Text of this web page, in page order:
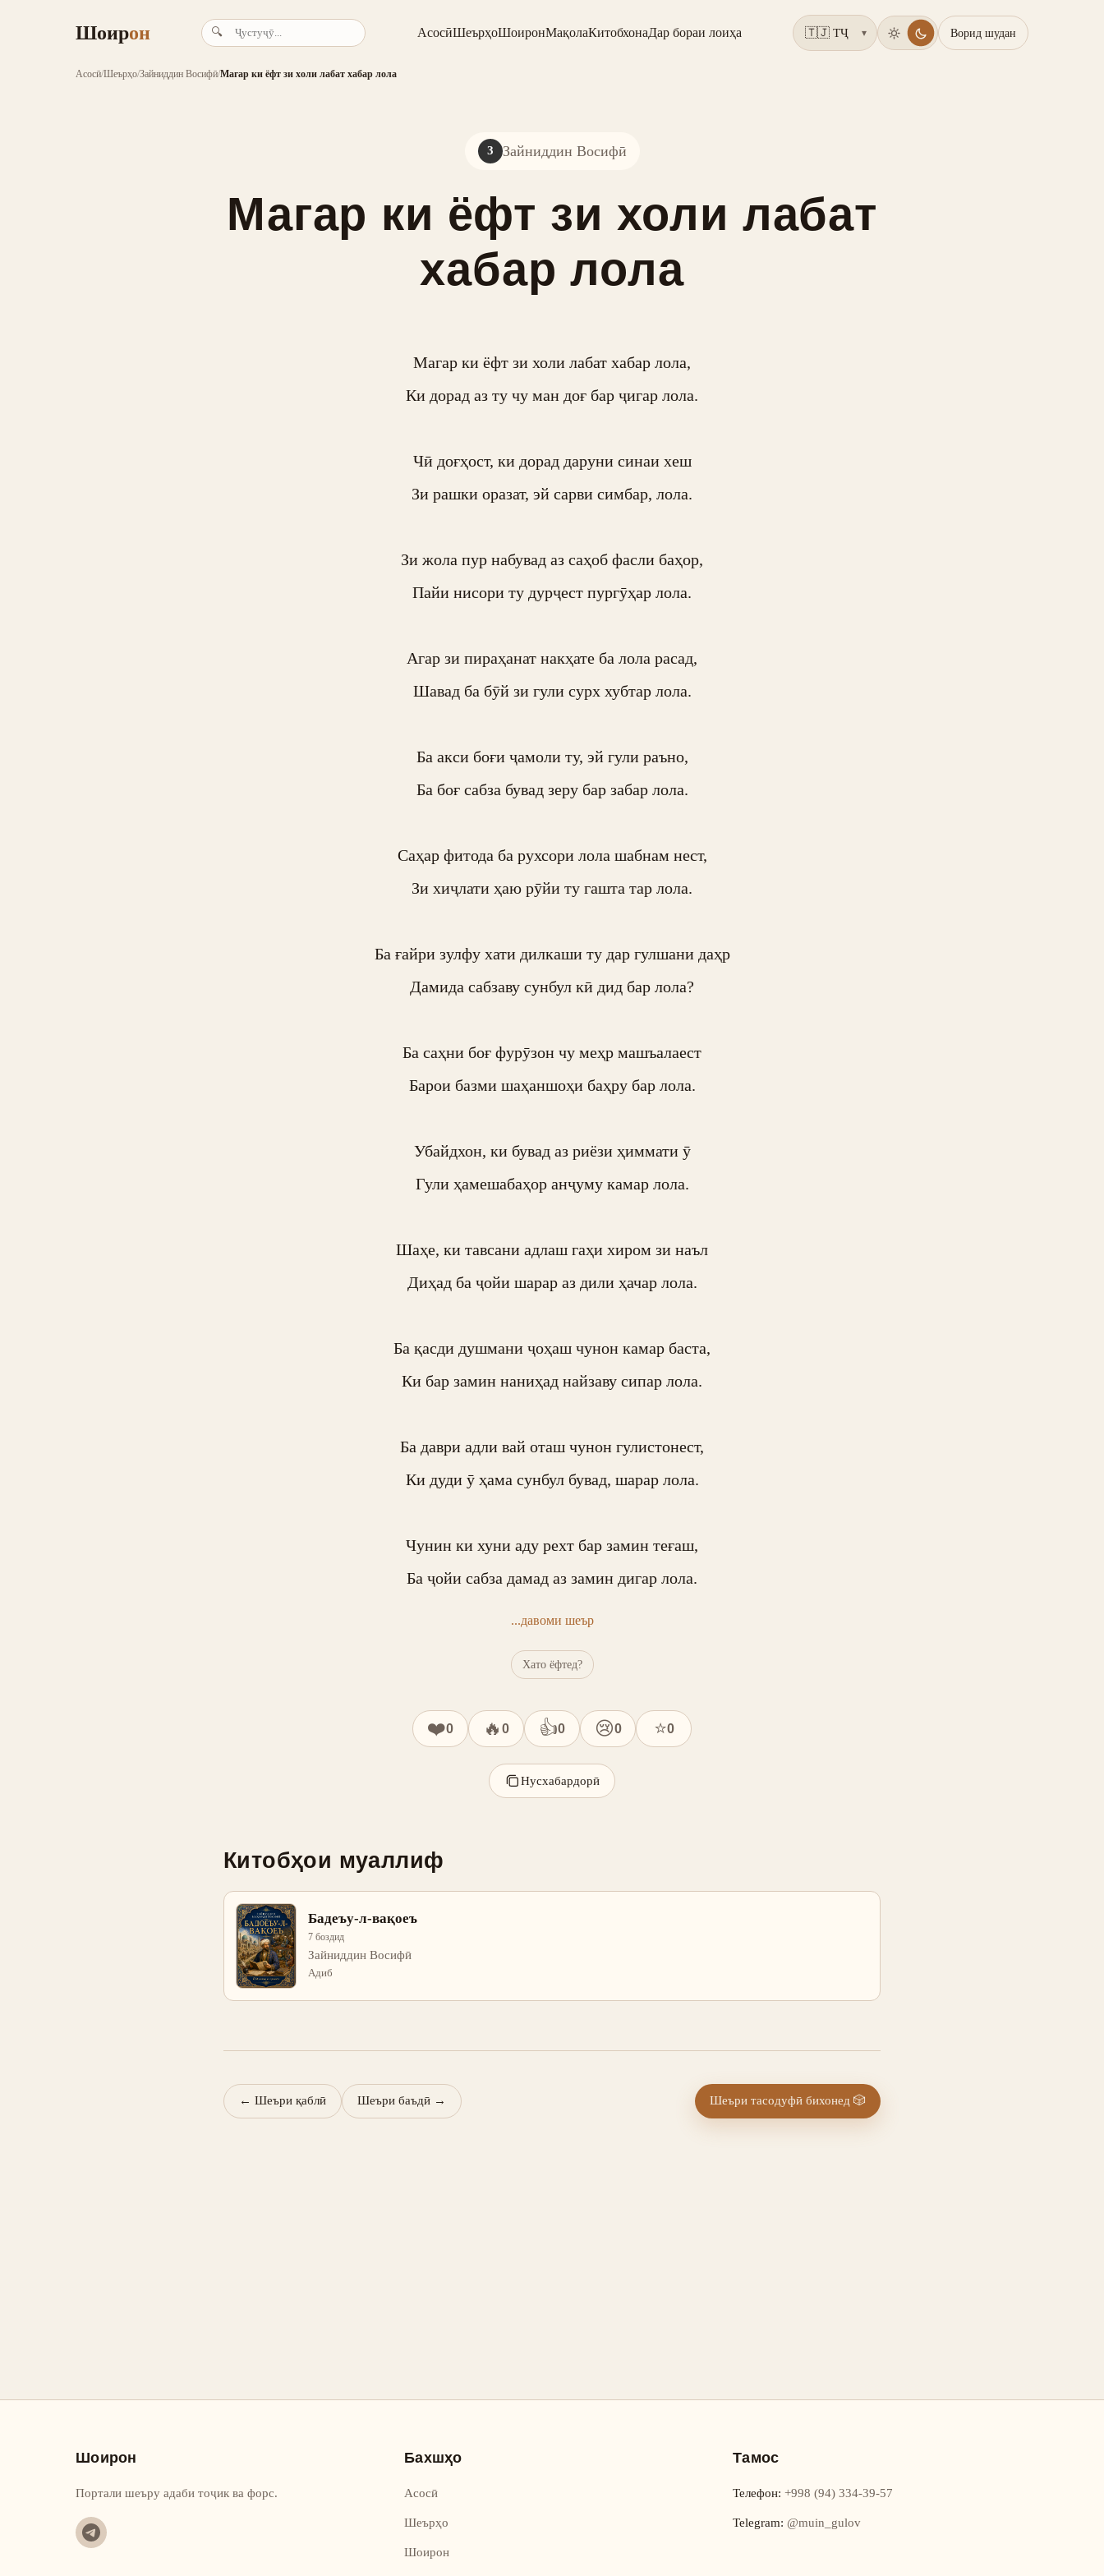
Шоирон 🔍 АсосӣШеърҳоШоиронМақолаКитобхонаДар бораи лоиҳа ▾ Ворид шудан
Асосӣ/Шеърҳо/Зайниддин Восифӣ/Магар ки ёфт зи холи лабат хабар лола
З Зайниддин Восифӣ
Магар ки ёфт зи холи лабат
хабар лола
Магар ки ёфт зи холи лабат хабар лола,
Ки дорад аз ту чу ман доғ бар ҷигар лола.
Чӣ доғҳост, ки дорад даруни синаи хеш
Зи рашки оразат, эй сарви симбар, лола.
Зи жола пур набувад аз саҳоб фасли баҳор,
Пайи нисори ту дурҷест пургӯҳар лола.
Агар зи пираҳанат накҳате ба лола расад,
Шавад ба бӯй зи гули сурх хубтар лола.
Ба акси боғи ҷамоли ту, эй гули раъно,
Ба боғ сабза бувад зеру бар забар лола.
Саҳар фитода ба рухсори лола шабнам нест,
Зи хиҷлати ҳаю рӯйи ту гашта тар лола.
Ба ғайри зулфу хати дилкаши ту дар гулшани даҳр
Дамида сабзаву сунбул кӣ дид бар лола?
Ба саҳни боғ фурӯзон чу меҳр машъалаест
Барои базми шаҳаншоҳи баҳру бар лола.
Убайдхон, ки бувад аз риёзи ҳиммати ӯ
Гули ҳамешабаҳор анҷуму камар лола.
Шаҳе, ки тавсани адлаш гаҳи хиром зи наъл
Диҳад ба ҷойи шарар аз дили ҳачар лола.
Ба қасди душмани ҷоҳаш чунон камар баста,
Ки бар замин наниҳад найзаву сипар лола.
Ба даври адли вай оташ чунон гулистонест,
Ки дуди ӯ ҳама сунбул бувад, шарар лола.
Чунин ки хуни аду рехт бар замин теғаш,
Ба ҷойи сабза дамад аз замин дигар лола.
...давоми шеър
Хато ёфтед?
❤️0 🔥 0 👍0 😢0 ⭐0
Нусхабардорӣ
Китобҳои муаллиф
Бадеъу-л-вақоеъ
7 боздид
Зайниддин Восифӣ
Адиб
← Шеъри қаблӣ Шеъри баъдӣ → Шеъри тасодуфӣ бихонед 🎲
Шоирон
Портали шеъру адаби тоҷик ва форс.
Бахшҳо
Асосӣ
Шеърҳо
Шоирон
Тамос
Телефон: +998 (94) 334-39-57
Telegram: @muin_gulov